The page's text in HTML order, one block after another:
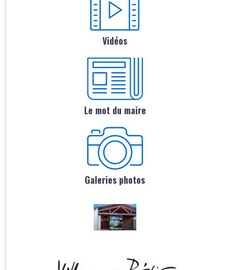
Vidéos
Le mot du maire
Galeries photos